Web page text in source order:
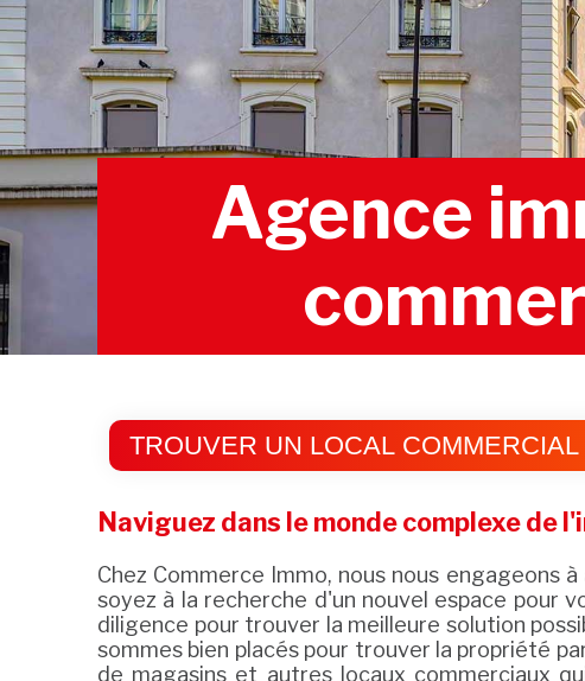
Agence
TROUVER UN LOCAL
Naviguez dans le monde complexe de
Chez Commerce Immo, nous nous engageons
soyez à la recherche d'un nouvel espace pour
diligence pour trouver la meilleure solution
sommes bien placés pour trouver la propriété
de magasins et autres locaux commerciaux